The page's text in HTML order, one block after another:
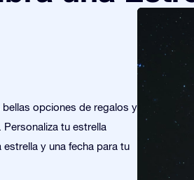
bellas opciones de regalos y
tu estrella
y una fecha para tu